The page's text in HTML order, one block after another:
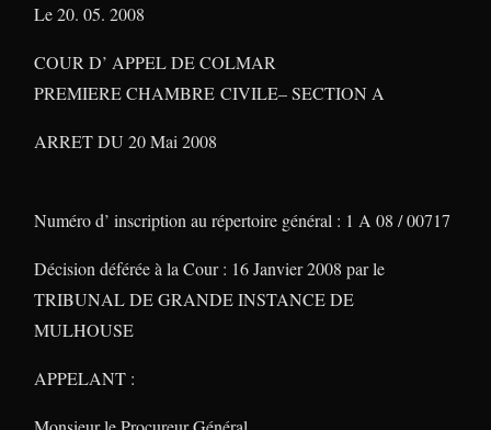
Le 20. 05. 2008
COUR D’ APPEL DE COLMAR
PREMIERE CHAMBRE CIVILE– SECTION A
ARRET DU 20 Mai 2008
Numéro d’ inscription au répertoire général : 1 A 08 / 00717
Décision déférée à la Cour : 16 Janvier 2008 par le
TRIBUNAL DE GRANDE INSTANCE DE
MULHOUSE
APPELANT :